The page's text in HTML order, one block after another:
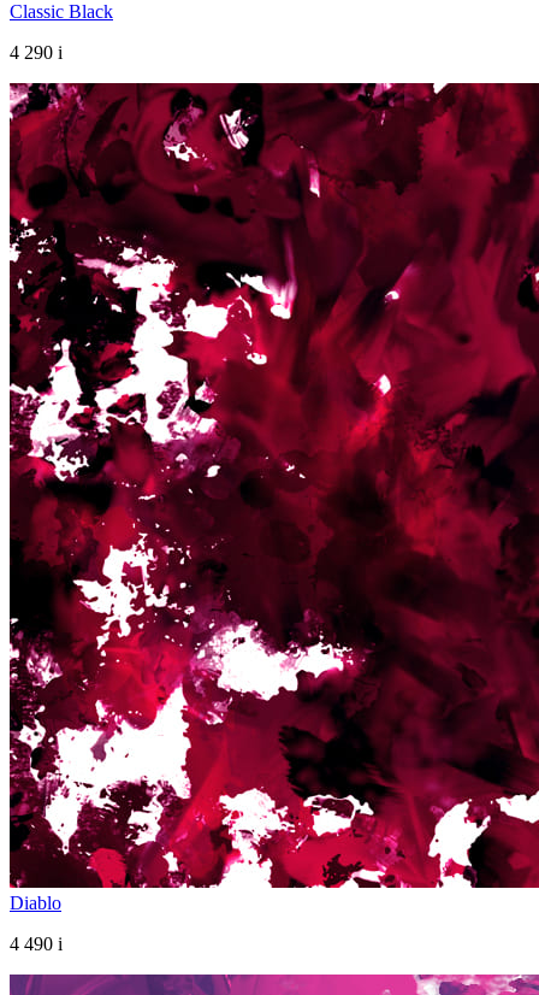
Classic Black
4 290 i
Diablo
4 490 i